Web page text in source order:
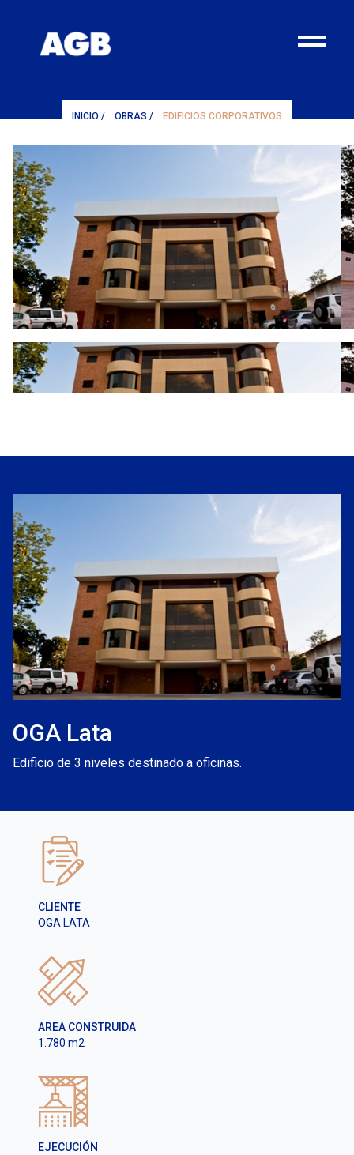
¨
INICIO / OBRAS / EDIFICIOS CORPORATIVOS
OGA Lata
Edificio de 3 niveles destinado a oficinas.
CLIENTE
OGA LATA
AREA CONSTRUIDA
1.780 m2
EJECUCIÓN